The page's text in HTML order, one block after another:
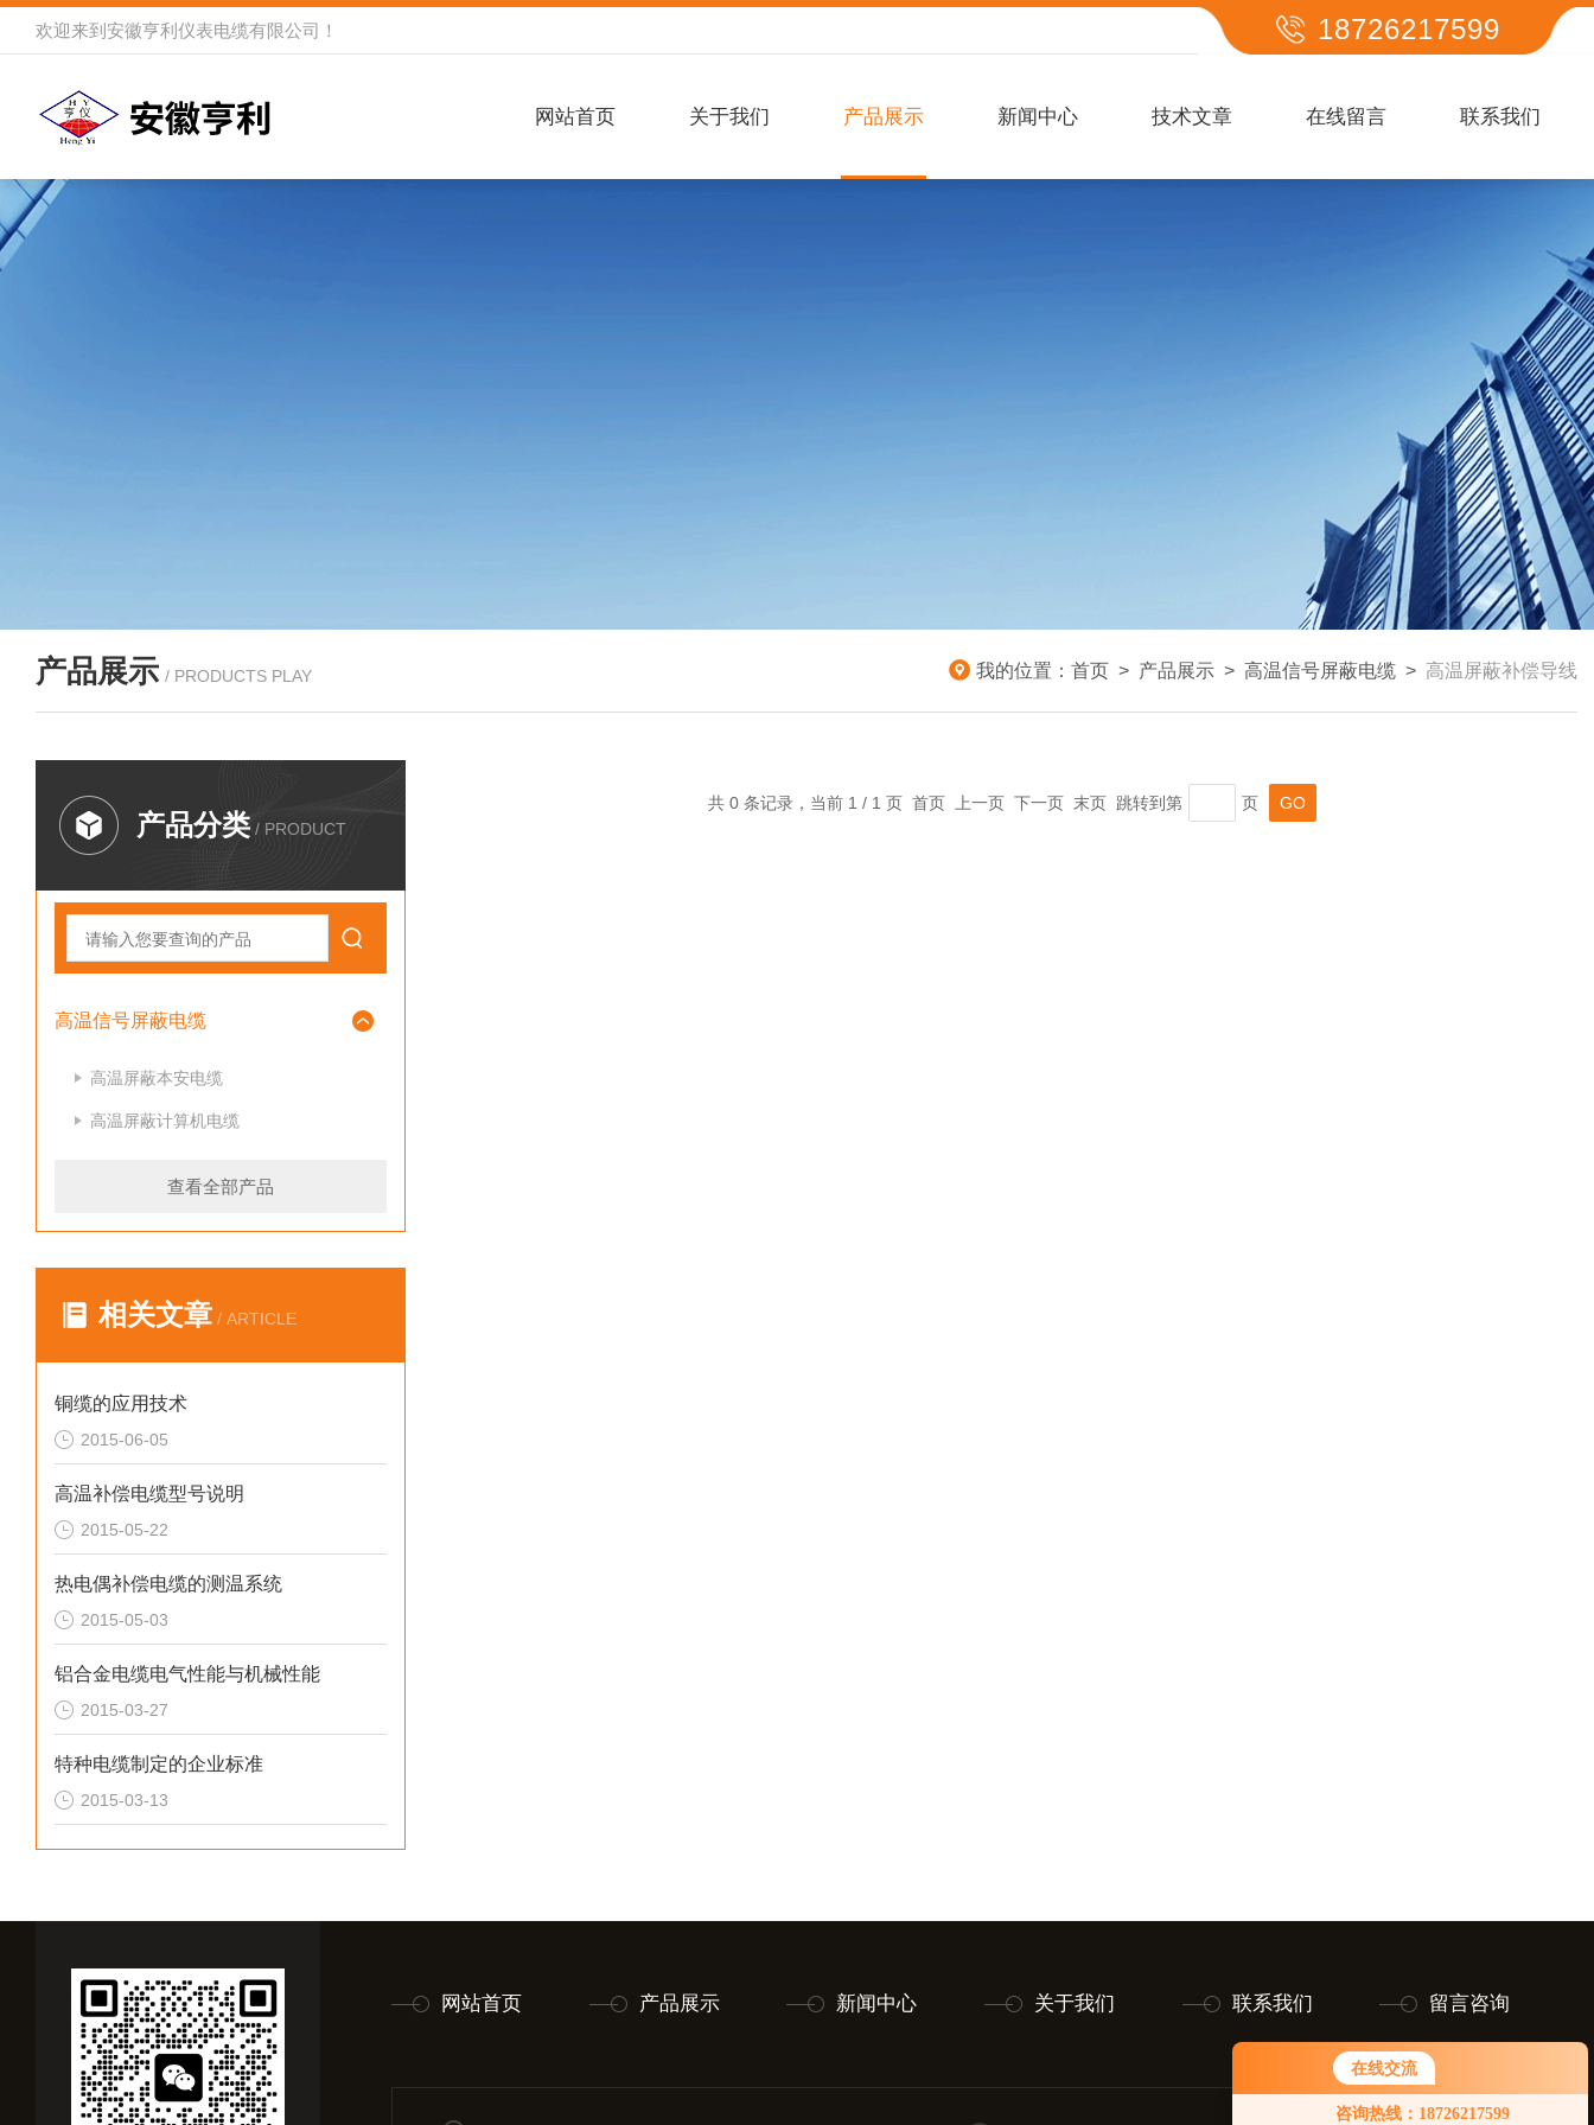
在线交流
咨询热线：18726217599
欢迎来到 安徽亨利仪表电缆有限公司 ！ 18726217599
网站首页 关于我们 产品展示 新闻中心 技术文章 在线留言 联系我们
产品展示 / PRODUCTS PLAY 我的位置： 首页 > 产品展示 > 高温信号屏蔽电缆 > 高温屏蔽补偿导线
产品分类 / PRODUCT
高温信号屏蔽电缆
高温屏蔽本安电缆
高温屏蔽计算机电缆
查看全部产品
相关文章 / ARTICLE
铜缆的应用技术
2015-06-05
高温补偿电缆型号说明
2015-05-22
热电偶补偿电缆的测温系统
2015-05-03
铝合金电缆电气性能与机械性能
2015-03-27
特种电缆制定的企业标准
2015-03-13
共 0 条记录，当前 1 / 1 页 首页 上一页 下一页 末页 跳转到第 页
网站首页 产品展示 新闻中心 关于我们 联系我们 留言咨询